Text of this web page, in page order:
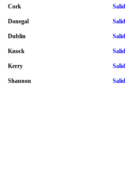
Cork
Donegal
Dublín
Knock
Kerry
Shannon